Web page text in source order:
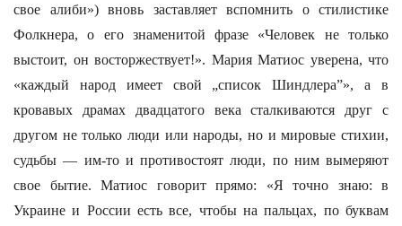
свое алиби») вновь заставляет вспомнить о стилистике
Фолкнера, о его знаменитой фразе «Человек не только
выстоит, он восторжествует!». Мария Матиос уверена, что
«каждый народ имеет свой „список Шиндлера”», а в
кровавых драмах двадцатого века сталкиваются друг с
другом не только люди или народы, но и мировые стихии,
судьбы — им-то и противостоят люди, по ним вымеряют
свое бытие. Матиос говорит прямо: «Я точно знаю: в
Украине и России есть все, чтобы на пальцах, по буквам